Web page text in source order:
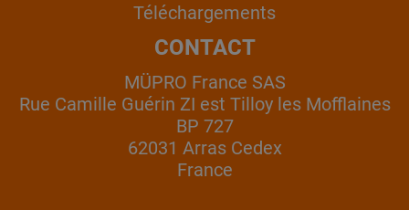
Téléchargements
CONTACT
MÜPRO France SAS
Rue Camille Guérin ZI est Tilloy les Mofflaines
BP 727
62031 Arras Cedex
France